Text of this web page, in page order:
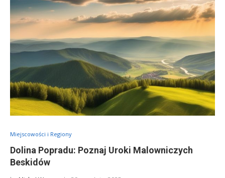
Miejscowości i Regiony
Dolina Popradu: Poznaj Uroki Malowniczych
Beskidów